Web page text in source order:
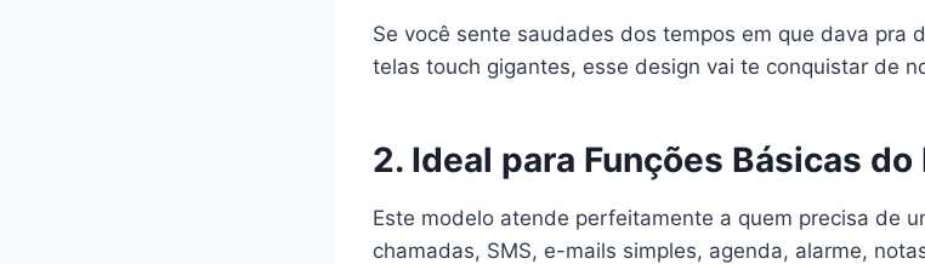
Se você sente saudades dos tempos em que dava pra
telas touch gigantes, esse design vai te conquistar de
2. Ideal para Funções Básicas do
Este modelo atende perfeitamente a quem precisa de
chamadas, SMS, e-mails simples, agenda, alarme,